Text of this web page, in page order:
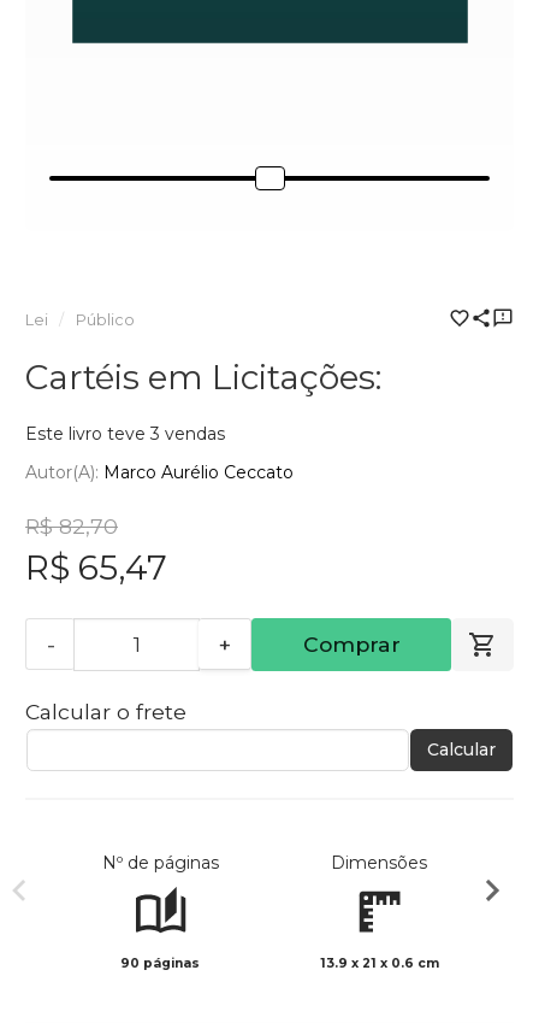
Lei Público
Cartéis em Licitações:
Este livro teve 3 vendas
Autor(a): Marco Aurélio Ceccato
R$ 82,70
R$ 65,47
- + Comprar
Calcular o frete
Calcular
Nº de páginas
90 páginas
Dimensões
13.9 x 21 x 0.6 cm